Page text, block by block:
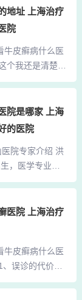
癣治疗中心试试
：上海市闸北
的专家服务很
肤...
的症状，如冶疗
都有可能促使
自身的病症和
行对症冶疗。
用药，短期内
理想，如过度使
皮炎，牛皮癣
药理作用为抗
...
地址 上海治疗
院
牛皮癣病什么医
个我还是清楚
上海江城医院
。你先不要苦
见的慢性皮肤
剥去鳞屑有明
可以考虑上海
地著名的单
癣的进行期，是
的时候，会有
者在此时没有
有可能导...
院是哪家 上海
的医院
院专家介绍 洪
，医学专业出
上海医科大学。
旦大学附属金山
经内科专家，
国家级期刊论
统疾病基础与
作的编写。洪
医院 上海治疗
牛皮癣病什么医
误诊的代价是
你的幸福和健